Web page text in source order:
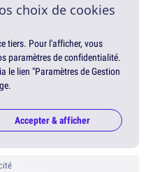
choix de cookies
tiers. Pour l'afficher, vous
paramètres de confidentialité.
le lien "Paramètres de Gestion
Accepter & afficher